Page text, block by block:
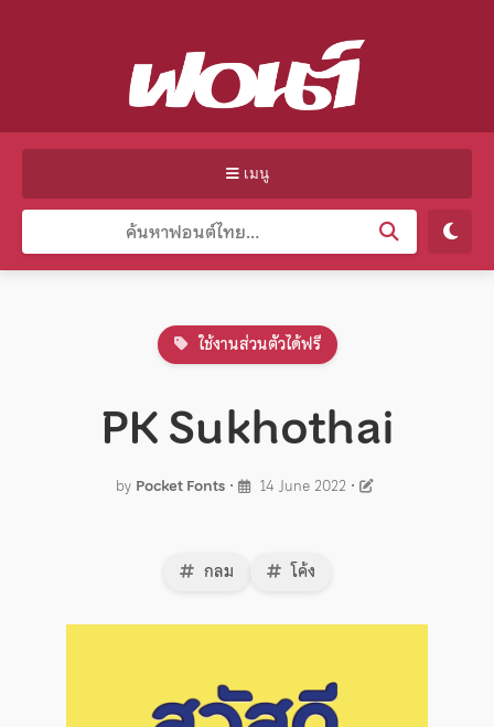
เมนู
ใช้งานส่วนตัวได้ฟรี
PK Sukhothai
by Pocket Fonts• 14 June 2022 •
กลม โค้ง